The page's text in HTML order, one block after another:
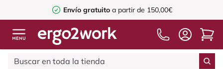
Envío gratuito a partir de 150,00€